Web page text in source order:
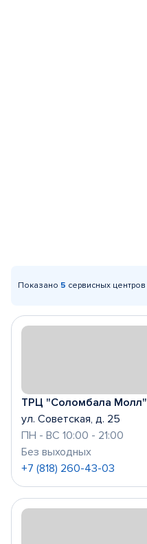
Показано 5 сервисных центров
ТРЦ "Соломбала Молл"
ул. Советская, д. 25
ПН - ВС 10:00 - 21:00
Без выходных
+7 (818) 260-43-03